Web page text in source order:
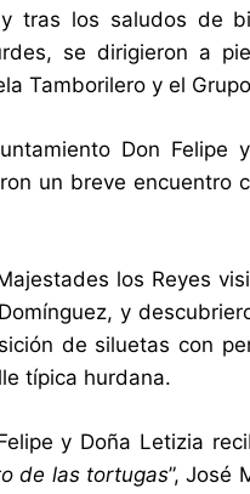
tras los saludos de
se dirigieron a
Tamborilero y el
Don Felipe
un breve
los Reyes
y
de siluetas con
típica hurdana.
y Doña Letizia
de las tortugas”, José